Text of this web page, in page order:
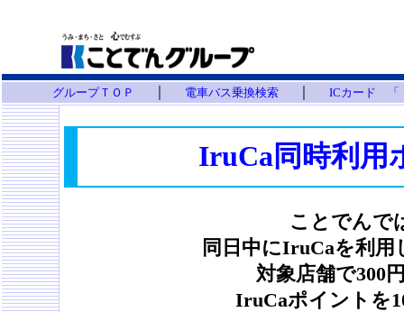
グループＴＯＰ 電車バス乗換検索 ICカード 「
IruCa同時利用
こ とでんで
同日中にIruCaを利
対象店舗で300
IruCaポイントを